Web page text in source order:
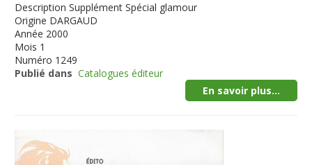
Description Supplément Spécial glamour
Origine DARGAUD
Année 2000
Mois 1
Numéro 1249
Publié dans Catalogues éditeur
En savoir plus...